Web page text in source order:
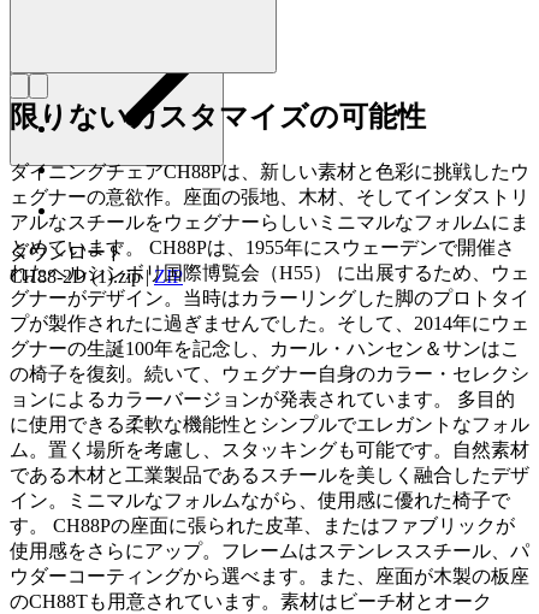
ダウンロード
CH88-2D (1).zip|ZIP
限りないカスタマイズの可能性
ダイニングチェアCH88Pは、新しい素材と色彩に挑戦したウ
ェグナーの意欲作。座面の張地、木材、そしてインダストリ
アルなスチールをウェグナーらしいミニマルなフォルムにま
とめています。 CH88Pは、1955年にスウェーデンで開催さ
れたヘルシンボリ国際博覧会（H55） に出展するため、ウェ
グナーがデザイン。当時はカラーリングした脚のプロトタイ
プが製作されたに過ぎませんでした。そして、2014年にウェ
グナーの生誕100年を記念し、カール・ハンセン＆サンはこ
の椅子を復刻。続いて、ウェグナー自身のカラー・セレクシ
ョンによるカラーバージョンが発表されています。 多目的
に使用できる柔軟な機能性とシンプルでエレガントなフォル
ム。置く場所を考慮し、スタッキングも可能です。自然素材
である木材と工業製品であるスチールを美しく融合したデザ
イン。ミニマルなフォルムながら、使用感に優れた椅子で
す。 CH88Pの座面に張られた皮革、またはファブリックが
使用感をさらにアップ。フレームはステンレススチール、パ
ウダーコーティングから選べます。また、座面が木製の板座
のCH88Tも用意されています。素材はビーチ材とオーク